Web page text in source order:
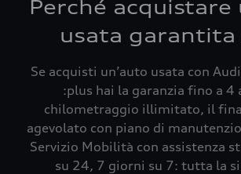
Perché acquistare
usata garantita
Se acquisti un’auto usata con
:plus hai la garanzia fino a 4
chilometraggio illimitato, il
agevolato con piano di
Servizio Mobilità con assistenza
su 24, 7 giorni su 7: tutta la